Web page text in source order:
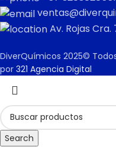
Av. Rojas
DiverQuímicos 2025©
por 321 Agencia Digital
Search